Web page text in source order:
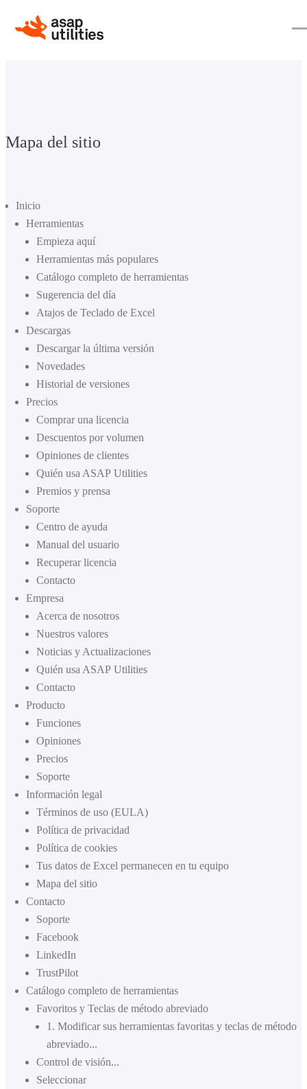
Mapa del sitio
Inicio
Herramientas
Empieza aquí
Herramientas más populares
Catálogo completo de herramientas
Sugerencia del día
Atajos de Teclado de Excel
Descargas
Descargar la última versión
Novedades
Historial de versiones
Precios
Comprar una licencia
Descuentos por volumen
Opiniones de clientes
Quién usa ASAP Utilities
Premios y prensa
Soporte
Centro de ayuda
Manual del usuario
Recuperar licencia
Contacto
Empresa
Acerca de nosotros
Nuestros valores
Noticias y Actualizaciones
Quién usa ASAP Utilities
Contacto
Producto
Funciones
Opiniones
Precios
Soporte
Información legal
Términos de uso (EULA)
Política de privacidad
Política de cookies
Tus datos de Excel permanecen en tu equipo
Mapa del sitio
Contacto
Soporte
Facebook
LinkedIn
TrustPilot
Catálogo completo de herramientas
Favoritos y Teclas de método abreviado
1 . Modificar sus herramientas favoritas y teclas de método
abreviado...
Control de visión...
Seleccionar